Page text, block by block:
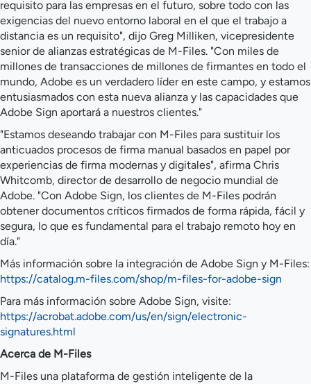
requisito para las empresas en el futuro, sobre todo con las
exigencias del nuevo entorno laboral en el que el trabajo a
distancia es un requisito", dijo Greg Milliken, vicepresidente
senior de alianzas estratégicas de M-Files. "Con miles de
millones de transacciones de millones de firmantes en todo el
mundo, Adobe es un verdadero líder en este campo, y estamos
entusiasmados con esta nueva alianza y las capacidades que
Adobe Sign aportará a nuestros clientes."
"Estamos deseando trabajar con M-Files para sustituir los
anticuados procesos de firma manual basados en papel por
experiencias de firma modernas y digitales", afirma Chris
Whitcomb, director de desarrollo de negocio mundial de
Adobe. "Con Adobe Sign, los clientes de M-Files podrán
obtener documentos críticos firmados de forma rápida, fácil y
segura, lo que es fundamental para el trabajo remoto hoy en
día."
Más información sobre la integración de Adobe Sign y M-Files:
https://catalog.m-files.com/shop/m-files-for-adobe-sign
Para más información sobre Adobe Sign, visite:
https://acrobat.adobe.com/us/en/sign/electronic-
signatures.html
Acerca de M-Files
M-Files una plataforma de gestión inteligente de la